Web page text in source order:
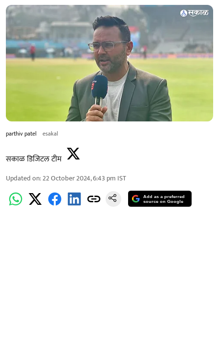
parthiv patel esakal
सकाळ डिजिटल टीम
Updated on:22 October 2024, 6:43 pm IST
Add as a preferred
source on Google